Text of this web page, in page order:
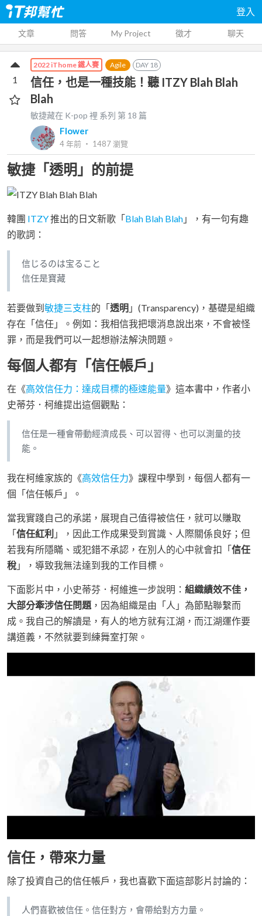
登入
文章 問答 My Project 徵才 聊天
2022 iThome 鐵人賽 Agile DAY 18
信任，也是一種技能！聽 ITZY Blah Blah
Blah
敏捷藏在 K-pop 裡 系列 第 18 篇
Flower
4 年前 ‧ 1487瀏覽
1
敏捷「透明」的前提
韓團 ITZY推出的日文新歌「Blah Blah Blah 」，有一句有趣
的歌詞：
信じるのは宝ること
信任是寶藏
若要做到敏捷三支柱的「透明 」(Transparency)，基礎是組織
存在「信任」。例如：我相信我把壞消息說出來，不會被怪
罪，而是我們可以一起想辦法解決問題。
每個人都有「信任帳戶」
在《高效信任力：達成目標的極速能量》這本書中，作者小
史蒂芬．柯維提出這個觀點：
信任是一種會帶動經濟成長、可以習得、也可以測量的技
能。
我在柯維家族的《高效信任力》課程中學到，每個人都有一
個「信任帳戶」。
當我實踐自己的承諾，展現自己值得被信任，就可以賺取
「信任紅利 」，因此工作成果受到賞識、人際關係良好；但
若我有所隱瞞、或犯錯不承認，在別人的心中就會扣「信任
稅 」，導致我無法達到我的工作目標。
下面影片中，小史蒂芬．柯維進一步說明： 組織績效不佳，
大部分牽涉信任問題 ，因為組織是由「人」為節點聯繫而
成。我自己的解讀是，有人的地方就有江湖，而江湖運作要
講道義，不然就要到練舞室打架。
信任，帶來力量
除了投資自己的信任帳戶，我也喜歡下面這部影片討論的：
人們喜歡被信任。信任對方，會帶給對方力量。